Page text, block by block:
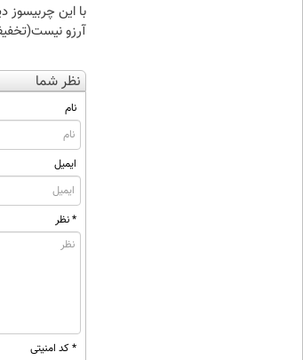
با این چربیسوز
آرزو
نظر شما
نام
ایمیل
* نظر
* کد امنیتی